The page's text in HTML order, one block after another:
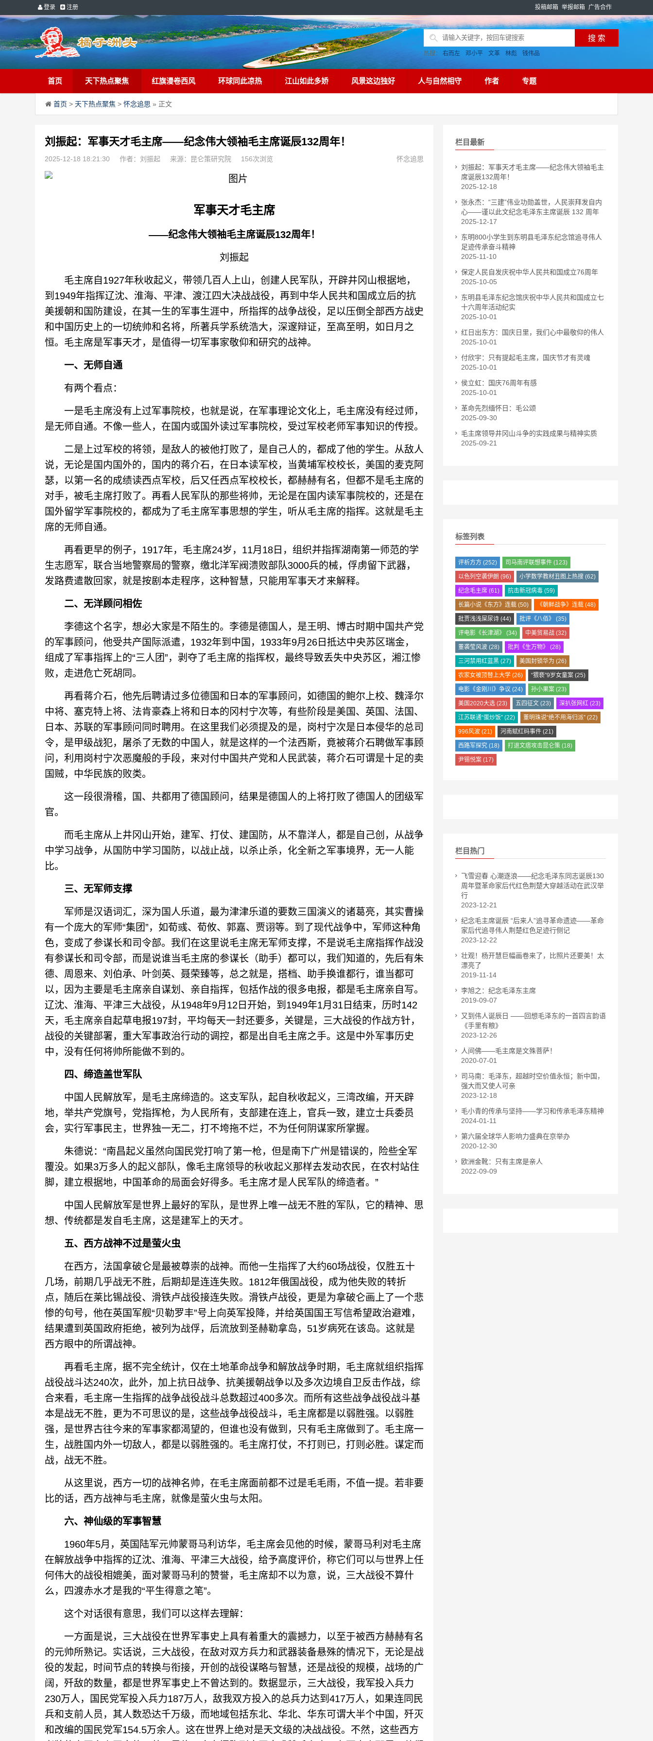
登录 注册 投稿邮箱 举报邮箱 广告合作
热搜： 右而左 邓小平 文革 林彪 钱伟品
首页 天下热点聚焦 红旗漫卷西风 环球同此凉热 江山如此多娇 风景这边独好 人与自然相守 作者 专题
首页 > 天下热点聚焦 > 怀念追思 » 正文
刘振起：军事天才毛主席——纪念伟大领袖毛主席诞辰132周年！
2025-12-18 18:21:30 作者：刘振起 来源：昆仑策研究院 156次浏览 怀念追思
军事天才毛主席
——纪念伟大领袖毛主席诞辰132周年！
刘振起
毛主席自1927年秋收起义，带领几百人上山，创建人民军队，开辟井冈山根据地，
到1949年指挥辽沈、淮海、平津、渡江四大决战战役，再到中华人民共和国成立后的抗
美援朝和国防建设，在其一生的军事生涯中，所指挥的战争战役，足以压倒全部西方战史
和中国历史上的一切统帅和名将，所著兵学系统浩大，深邃辩证，至高至明，如日月之
恒。毛主席是军事天才，是值得一切军事家敬仰和研究的战神。
一、无师自通
有两个看点：
一是毛主席没有上过军事院校，也就是说，在军事理论文化上，毛主席没有经过师，
是无师自通。不像一些人，在国内或国外读过军事院校，受过军校老师军事知识的传授。
二是上过军校的将领，是敌人的被他打败了，是自己人的，都成了他的学生。从敌人
说，无论是国内国外的，国内的蒋介石，在日本读军校，当黄埔军校校长，美国的麦克阿
瑟，以第一名的成绩读西点军校，后又任西点军校校长，都赫赫有名，但都不是毛主席的
对手，被毛主席打败了。再看人民军队的那些将帅，无论是在国内读军事院校的，还是在
国外留学军事院校的，都成为了毛主席军事思想的学生，听从毛主席的指挥。这就是毛主
席的无师自通。
再看更早的例子，1917年，毛主席24岁，11月18日，组织并指挥湖南第一师范的学
生志愿军，联合当地警察局的警察，缴北洋军阀溃败部队3000兵的械，俘虏留下武器，
发路费遣散回家，就是按剧本走程序，这种智慧，只能用军事天才来解释。
二、无洋顾问相佐
李德这个名字，想必大家是不陌生的。李德是德国人，是王明、博古时期中国共产党
的军事顾问，他受共产国际派遣，1932年到中国，1933年9月26日抵达中央苏区瑞金，
组成了军事指挥上的“三人团”，剥夺了毛主席的指挥权，最终导致丢失中央苏区，湘江惨
败，走进危亡死胡同。
再看蒋介石，他先后聘请过多位德国和日本的军事顾问，如德国的鲍尔上校、魏泽尔
中将、塞克特上将、法肯豪森上将和日本的冈村宁次等，有些阶段是美国、英国、法国、
日本、苏联的军事顾问同时聘用。在这里我们必须提及的是，岗村宁次是日本侵华的总司
令，是甲级战犯，屠杀了无数的中国人，就是这样的一个法西斯，竟被蒋介石聘做军事顾
问，利用岗村宁次恶魔般的手段，来对付中国共产党和人民武装，蒋介石可谓是十足的卖
国贼，中华民族的败类。
这一段很滑稽，国、共都用了德国顾问，结果是德国人的上将打败了德国人的团级军
官。
而毛主席从上井冈山开始，建军、打仗、建国防，从不靠洋人，都是自己创，从战争
中学习战争，从国防中学习国防，以战止战，以杀止杀，化全新之军事境界，无一人能
比。
三、无军师支撑
军师是汉语词汇，深为国人乐道，最为津津乐道的要数三国演义的诸葛亮，其实曹操
有一个庞大的军师“集团”，如荀彧、荀攸、郭嘉、贾诩等。到了现代战争中，军师这种角
色，变成了参谋长和司令部。我们在这里说毛主席无军师支撑，不是说毛主席指挥作战没
有参谋长和司令部，而是说谁当毛主席的参谋长（助手）都可以，我们知道的，先后有朱
德、周恩来、刘伯承、叶剑英、聂荣臻等，总之就是，搭档、助手换谁都行，谁当都可
以，因为主要是毛主席亲自谋划、亲自指挥，包括作战的很多电报，都是毛主席亲自写。
辽沈、淮海、平津三大战役，从1948年9月12日开始，到1949年1月31日结束，历时142
天，毛主席亲自起草电报197封，平均每天一封还要多，关键是，三大战役的作战方针，
战役的关键部署，重大军事政治行动的调控，都是出自毛主席之手。这是中外军事历史
中，没有任何将帅所能做不到的。
四、缔造盖世军队
中国人民解放军，是毛主席缔造的。这支军队，起自秋收起义，三湾改编，开天辟
地，举共产党旗号，党指挥枪，为人民所有，支部建在连上，官兵一致，建立士兵委员
会，实行军事民主，世界独一无二，打不垮拖不烂，不为任何阴谋家所掌握。
朱德说：“南昌起义虽然向国民党打响了第一枪，但是南下广州是错误的，险些全军
覆没。如果3万多人的起义部队，像毛主席领导的秋收起义那样去发动农民，在农村站住
脚，建立根据地，中国革命的局面会好得多。毛主席才是人民军队的缔造者。”
中国人民解放军是世界上最好的军队，是世界上唯一战无不胜的军队，它的精神、思
想、传统都是发自毛主席，这是建军上的天才。
五、西方战神不过是萤火虫
在西方，法国拿破仑是最被尊崇的战神。而他一生指挥了大约60场战役，仅胜五十
几场，前期几乎战无不胜，后期却是连连失败。1812年俄国战役，成为他失败的转折
点，随后在莱比锡战役、滑铁卢战役接连失败。滑铁卢战役，更是为拿破仑画上了一个悲
惨的句号，他在英国军舰“贝勒罗丰”号上向英军投降，并给英国国王写信希望政治避难，
结果遭到英国政府拒绝，被列为战俘，后流放到圣赫勒拿岛，51岁病死在该岛。这就是
西方眼中的所谓战神。
再看毛主席，据不完全统计，仅在土地革命战争和解放战争时期，毛主席就组织指挥
战役战斗达240次，此外，加上抗日战争、抗美援朝战争以及多次边境自卫反击作战，综
合来看，毛主席一生指挥的战争战役战斗总数超过400多次。而所有这些战争战役战斗基
本是战无不胜，更为不可思议的是，这些战争战役战斗，毛主席都是以弱胜强。以弱胜
强，是世界古往今来的军事家都渴望的，但谁也没有做到，只有毛主席做到了。毛主席一
生，战胜国内外一切敌人，都是以弱胜强的。毛主席打仗，不打则已，打则必胜。谋定而
战，战无不胜。
从这里说，西方一切的战神名帅，在毛主席面前都不过是毛毛雨，不值一提。若非要
比的话，西方战神与毛主席，就像是萤火虫与太阳。
六、神仙级的军事智慧
1960年5月，英国陆军元帅蒙哥马利访华，毛主席会见他的时候，蒙哥马利对毛主席
在解放战争中指挥的辽沈、淮海、平津三大战役，给予高度评价，称它们可以与世界上任
何伟大的战役相媲美，面对蒙哥马利的赞誉，毛主席却不以为意，说，三大战役不算什
么，四渡赤水才是我的“平生得意之笔”。
这个对话很有意思，我们可以这样去理解：
一方面是说，三大战役在世界军事史上具有着重大的震撼力，以至于被西方赫赫有名
的元帅所熟记。实话说，三大战役，在敌对双方兵力和武器装备悬殊的情况下，无论是战
役的发起，时间节点的转换与衔接，开创的战役谋略与智慧，还是战役的规模，战场的广
阔，歼敌的数量，都是世界军事史上不曾达到的。数据显示，三大战役，我军投入兵力
230万人，国民党军投入兵力187万人，敌我双方投入的总兵力达到417万人，如果连同民
兵和支前人员，其人数恐达千万级，而地域包括东北、华北、华东可谓大半个中国，歼灭
和改编的国民党军154.5万余人。这在世界上绝对是天文级的决战战役。不然，这些西方
栏目最新
刘振起：军事天才毛主席——纪念伟大领袖毛主
席诞辰132周年！
2025-12-18
张永杰：“三建”伟业功勋盖世，人民崇拜发自内
心——谨以此文纪念毛泽东主席诞辰 132 周年
2025-12-17
东明800小学生到东明县毛泽东纪念馆追寻伟人
足迹传承奋斗精神
2025-11-10
保定人民自发庆祝中华人民共和国成立76周年
2025-10-05
东明县毛泽东纪念馆庆祝中华人民共和国成立七
十六周年活动纪实
2025-10-01
红日出东方：国庆日里，我们心中最敬仰的伟人
2025-10-01
付欣宇：只有提起毛主席，国庆节才有灵魂
2025-10-01
侯立虹：国庆76周年有感
2025-10-01
革命先烈缅怀日：毛公颂
2025-09-30
毛主席领导井冈山斗争的实践成果与精神实质
2025-09-21
标签列表
评析方方 (252) 司马南评联想事件 (123)
以色列空袭伊朗 (96) 小学数学教材丑图上热搜 (62)
纪念毛主席 (61) 抗击新冠病毒 (59)
长篇小说《东方》连载 (50) 《朝鲜战争》连载 (48)
批贾浅浅屎尿诗 (44) 批评《八佰》 (35)
评电影《长津湖》 (34) 中美贸易战 (32)
董袭莹风波 (28) 批判《生万物》 (28)
三河禁用红蓝黑 (27) 美国封锁华为 (26)
农家女被顶替上大学 (26) “猥亵”9岁女童案 (25)
电影《金刚川》争议 (24) 孙小果案 (23)
美国2020大选 (23) 五四征文 (23) 深扒张网红 (23)
江苏联通“蛋炒饭” (22) 董明珠说“绝不用海归派” (22)
996风波 (21) 河南赋红码事件 (21)
西路军探究 (18) 打退文痞攻击昆仑策 (18)
尹锡悦案 (17)
栏目热门
飞雪迎春 心潮逐浪——纪念毛泽东同志诞辰130
周年暨革命家后代红色荆楚大穿越活动在武汉举
行
2023-12-21
纪念毛主席诞辰 “后来人”追寻革命遗迹——革命
家后代追寻伟人荆楚红色足迹行侧记
2023-12-22
壮观！杨开慧巨幅画卷来了，比照片还要美！太
漂亮了
2019-11-14
李旭之：纪念毛泽东主席
2019-09-07
又到伟人诞辰日 ——回想毛泽东的一首四言韵语
《手里有粮》
2023-12-26
人间佛——毛主席是文殊菩萨！
2020-07-01
司马南：毛泽东，超越时空价值永恒；新中国，
强大而又使人可亲
2023-12-18
毛小青的传承与坚持——学习和传承毛泽东精神
2024-01-11
第六届全球华人影响力盛典在京举办
2020-12-30
欧洲金靴：只有主席是亲人
2022-09-09